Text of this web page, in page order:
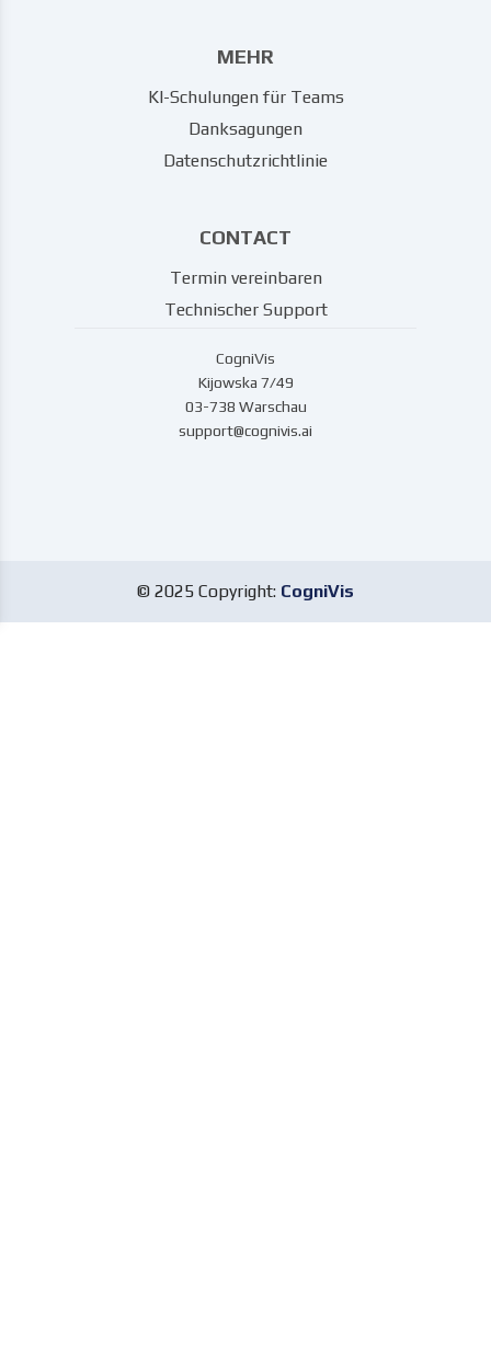
MEHR
KI-Schulungen für Teams
Danksagungen
Datenschutzrichtlinie
CONTACT
Termin vereinbaren
Technischer Support
CogniVis
Kijowska 7/49
03-738 Warschau
support@cognivis.ai
© 2025 Copyright: CogniVis